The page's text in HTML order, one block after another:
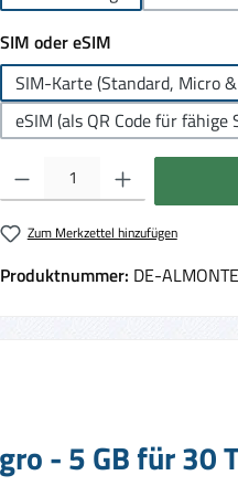
SIM oder eSIMauswählen
SIM-Karte (Standard, Micro
eSIM (als QR Code für fähige
Produkt Anzahl: Gib den
Zum Merkzettel hinzufügen
Produktnummer: DE-
- 5 GB für 30